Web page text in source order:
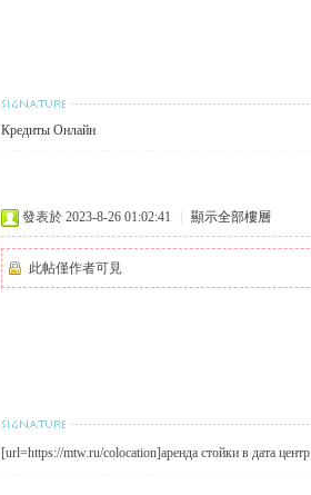
Кредиты Онлайн
發表於 2023-8-26 01:02:41 顯示全部樓層
此帖僅作者可見
[url=https://mtw.ru/colocation]аренда стойки в дата центр